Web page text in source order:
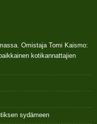
Omistaja Tomi Kaismo:
kotikannattajien
sydämeen